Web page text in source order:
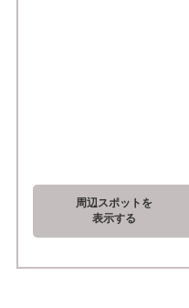
周辺スポットを
表示する